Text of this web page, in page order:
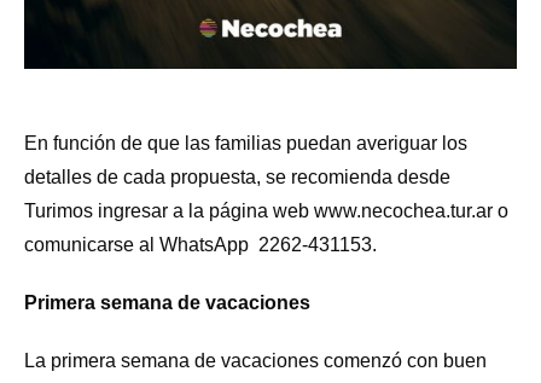
En función de que las familias puedan averiguar los
detalles de cada propuesta, se recomienda desde
Turimos ingresar a la página web www.necochea.tur.ar o
comunicarse al WhatsApp 2262-431153.
Primera semana de vacaciones
La primera semana de vacaciones comenzó con buen